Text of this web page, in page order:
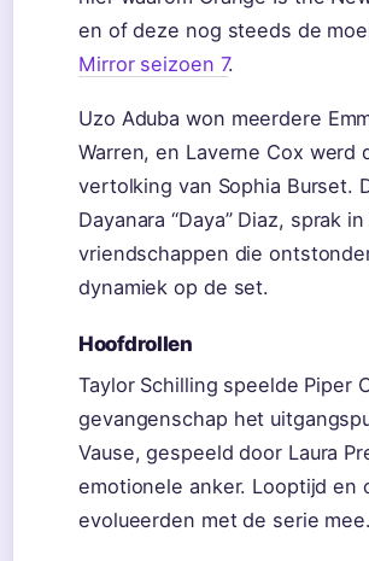
en of deze nog steeds de
Mirror seizoen 7.
Uzo Aduba won meerdere
Warren, en Laverne Cox
vertolking van Sophia Burset.
Dayanara “Daya” Diaz, sprak
vriendschappen die
dynamiek op de set.
Hoofdrollen
Taylor Schilling speelde Piper
gevangenschap het
Vause, gespeeld door Laura
emotionele anker. Looptijd en
evolueerden met de serie mee.